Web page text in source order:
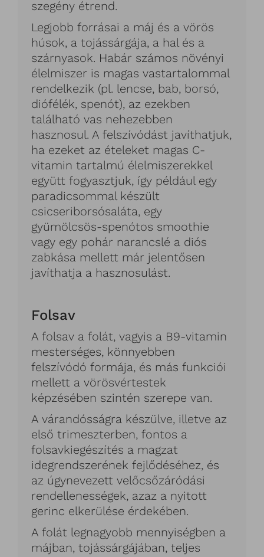
szegény étrend.
Legjobb forrásai a máj és a vörös
húsok, a tojássárgája, a hal és a
szárnyasok. Habár számos növényi
élelmiszer is magas vastartalommal
rendelkezik (pl. lencse, bab, borsó,
diófélék, spenót), az ezekben
található vas nehezebben
hasznosul. A felszívódást javíthatjuk,
ha ezeket az ételeket magas C-
vitamin tartalmú élelmiszerekkel
együtt fogyasztjuk, így például egy
paradicsommal készült
csicseriborsósaláta, egy
gyümölcsös-spenótos smoothie
vagy egy pohár narancslé a diós
zabkása mellett már jelentősen
javíthatja a hasznosulást.
Folsav
A folsav a folát, vagyis a B9-vitamin
mesterséges, könnyebben
felszívódó formája, és más funkciói
mellett a vörösvértestek
képzésében szintén szerepe van.
A várandósságra készülve, illetve az
első trimeszterben, fontos a
folsavkiegészítés a magzat
idegrendszerének fejlődéséhez, és
az úgynevezett velőcsőzáródási
rendellenességek, azaz a nyitott
gerinc elkerülése érdekében.
A folát legnagyobb mennyiségben a
májban, tojássárgájában, teljes